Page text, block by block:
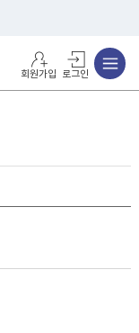
회원가입 로그인